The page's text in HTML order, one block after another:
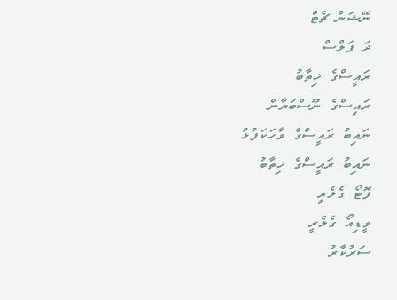
ނޭޝަން ޗެޓް
ދަ ޕަލްސް
ރައީސްގެ ޚިތާބު
ރައީސްގެ ނޫސްބަޔާން
ނައިބު ރައީސްގެ ވާހަކަފުޅު
ނައިބު ރައީސްގެ ޚިތާބު
ފޮޓޯ ގެލެރީ
ވީޑިއޯ ގެލެރީ
ސަރުކާރު